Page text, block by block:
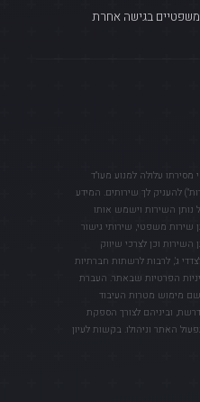
משפטיים בגישה אחרת
עלולה למנוע מעו"ד
להעניק לך שירותים. המידע
השירות וישמש אותו
שירות משפטי, שירותי גישור
השירות וכן לצרכי שיווק
ג', לרבות לרשתות חברתיות
הפרטיות שבאתר. העברת
מימוש מטרות העיבוד
וביניהם לצורך הספקת
האתר וניהולו. בקשות לעיון